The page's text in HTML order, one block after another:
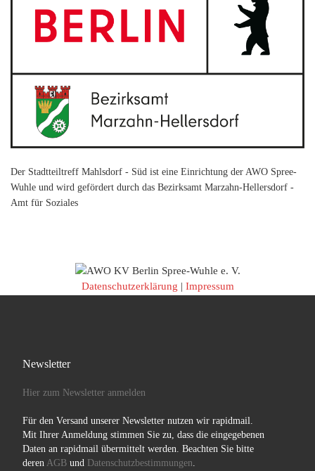
Der Stadtteiltreff Mahlsdorf - Süd ist eine Einrichtung der AWO Spree-
Wuhle und wird gefördert durch das Bezirksamt Marzahn-Hellersdorf -
Amt für Soziales
Datenschutzerklärung | Impressum
Newsletter
Hier zum Newsletter anmelden
Für den Versand unserer Newsletter nutzen wir rapidmail.
Mit Ihrer Anmeldung stimmen Sie zu, dass die eingegebenen
Daten an rapidmail übermittelt werden. Beachten Sie bitte
deren AGBund Datenschutzbestimmungen